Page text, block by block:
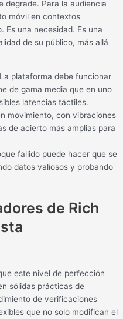
degrade. Para la audiencia
móvil en contextos
Es una necesidad. Es una
de su público, más allá
La plataforma debe funcionar
de gama media que en uno
latencias táctiles.
movimiento, con vibraciones
de acierto más amplias para
fallido puede hacer que se
datos valiosos y probando
de Rich
este nivel de perfección
sólidas prácticas de
de verificaciones
que no solo modifican el